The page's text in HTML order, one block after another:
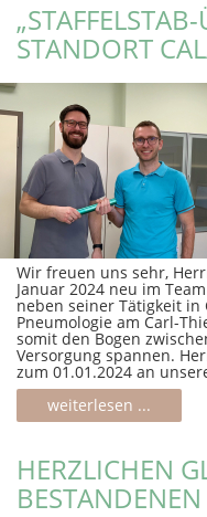
STANDORT
Wir freuen uns sehr,
Januar 2024 neu im
neben seiner Tätigkeit in
Pneumologie am Carl-
somit den Bogen
Versorgung spannen.
zum 01.01.2024 an
weiterlesen ...
HERZLICHEN